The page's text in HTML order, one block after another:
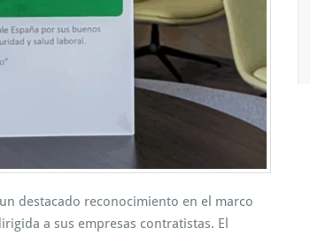
un destacado reconocimiento en el marco
a sus empresas contratistas. El